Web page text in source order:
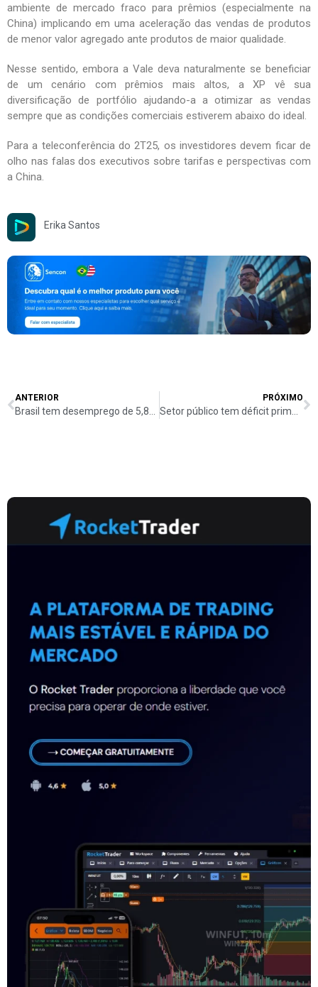
ambiente de mercado fraco para prêmios (especialmente na
China) implicando em uma aceleração das vendas de produtos
de menor valor agregado ante produtos de maior qualidade.
Nesse sentido, embora a Vale deva naturalmente se beneficiar
de um cenário com prêmios mais altos, a XP vê sua
diversificação de portfólio ajudando-a a otimizar as vendas
sempre que as condições comerciais estiverem abaixo do ideal.
Para a teleconferência do 2T25, os investidores devem ficar de
olho nas falas dos executivos sobre tarifas e perspectivas com
a China.
Erika Santos
ANTERIOR PRÓXIMO